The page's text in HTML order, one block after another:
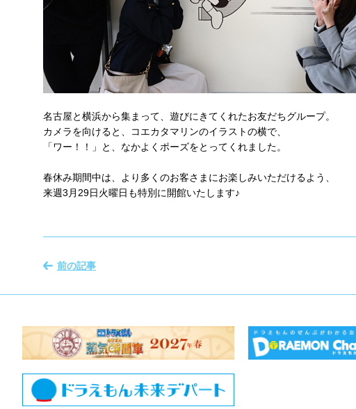
名古屋と横浜から集まって、遊びにきてくれたお友だちグループ。
カメラを向けると、コエカタマリンのイラストの横で、
「ワー！！」と、なかよくポーズをとってくれました。
春休み期間中は、より多くのお客さまにお楽しみいただけるよう、
来週3月29日火曜日も特別に開館いたします♪
前の記事